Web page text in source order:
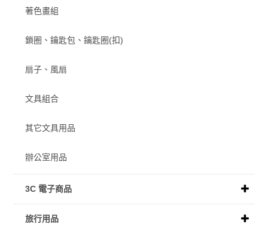
著色畫組
鎖圈、鑰匙包、鑰匙圈(扣)
扇子、風扇
文具組合
其它文具用品
辦公室用品
3C 電子商品
旅行用品